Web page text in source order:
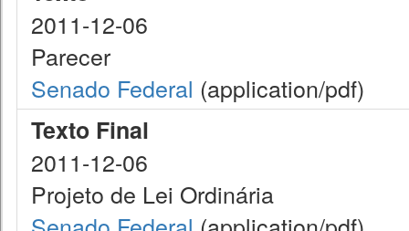
2011-12-06
Parecer
Senado Federal (application/pdf)
Texto Final
2011-12-06
Projeto de Lei Ordinária